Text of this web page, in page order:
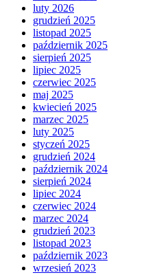
luty 2026
grudzień 2025
listopad 2025
październik 2025
sierpień 2025
lipiec 2025
czerwiec 2025
maj 2025
kwiecień 2025
marzec 2025
luty 2025
styczeń 2025
grudzień 2024
październik 2024
sierpień 2024
lipiec 2024
czerwiec 2024
marzec 2024
grudzień 2023
listopad 2023
październik 2023
wrzesień 2023